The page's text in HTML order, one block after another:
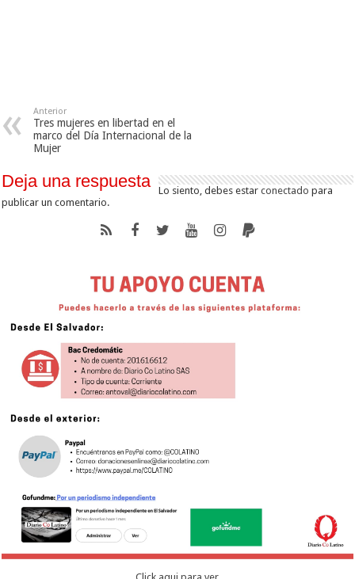
Anterior
Tres mujeres en libertad en el
marco del Día Internacional de la
Mujer
Deja una respuesta Lo siento, debes estarconectado para
publicar un comentario.